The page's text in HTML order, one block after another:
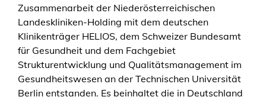
Zusammenarbeit der Niederösterreichischen
Landeskliniken-Holding mit dem deutschen
Klinikenträger HELIOS, dem Schweizer Bundesamt
für Gesundheit und dem Fachgebiet
Strukturentwicklung und Qualitätsmanagement im
Gesundheitswesen an der Technischen Universität
Berlin entstanden. Es beinhaltet die in Deutschland